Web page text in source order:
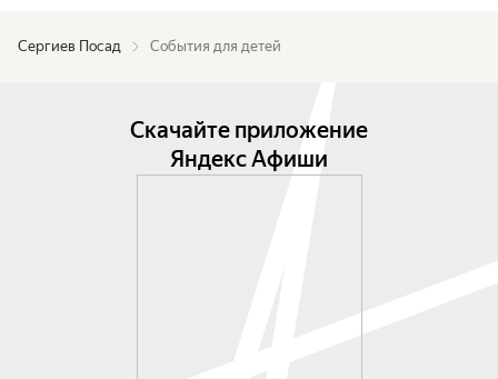
Сергиев Посад События для детей
Скачайте приложение
Яндекс Афиши